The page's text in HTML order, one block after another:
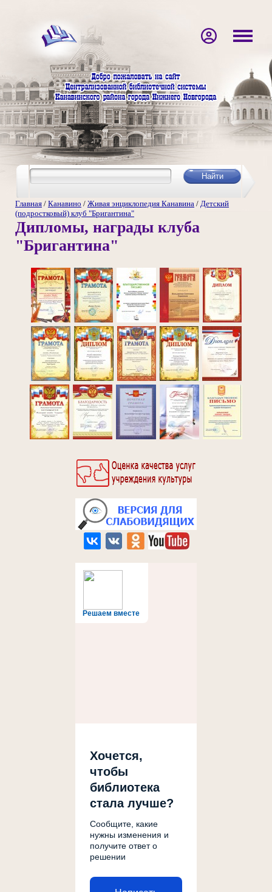
Решаем вместе
Хочется,
чтобы
библиотека
стала лучше?
Сообщите, какие
нужны изменения и
получите ответ о
решении
Главная / Канавино / Живая энциклопедия Канавина / Детский
(подростковый) клуб "Бригантина"
Дипломы, награды клуба
"Бригантина"